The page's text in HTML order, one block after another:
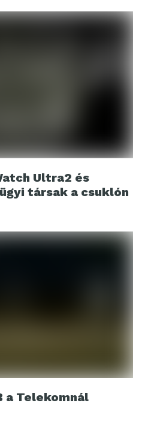
Ultra2 és
társak a csuklón
a Telekomnál